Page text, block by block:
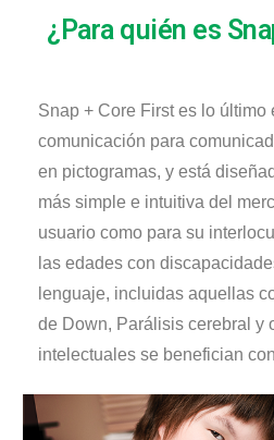
¿Para quién es
Snap + Core Firstes lo último
comunicación para
en pictogramas, y está diseñad
más simple e intuitiva del
usuario como para su
las edades con
lenguaje, incluidas aquellas
de Down, Parálisis cerebral y
intelectuales se benefician